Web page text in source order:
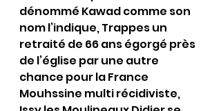
dénommé Kawad comme son
nom l’indique, Trappes un
retraité de 66 ans égorgé près
de l’église par une autre
chance pour la France
Mouhssine multi récidiviste,